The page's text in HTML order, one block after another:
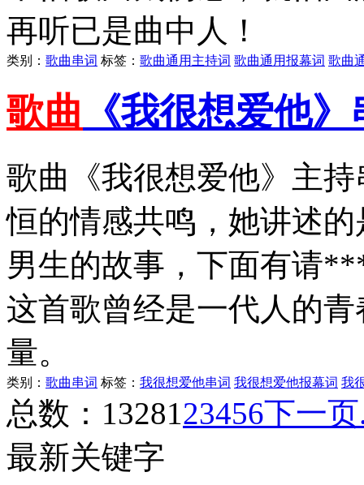
再听已是曲中人！
类别： 歌曲串词 标签： 歌曲通用主持词 歌曲通用报幕词 歌曲
歌曲 《我很想爱他
歌曲《我很想爱他》主
恒的情感共鸣，她讲述
男生的故事，下面有请
这首歌曾经是一代人的
量。
类别： 歌曲串词 标签： 我很想爱他串词 我很想爱他报幕词 我
总数：13281 23456下一页
最新关键字